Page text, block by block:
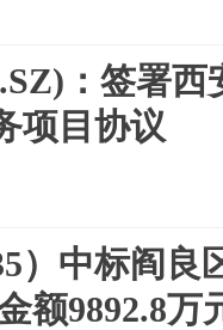
：签署
项目协议
）中标阎良
额9892.8万